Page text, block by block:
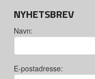
NYHETSBREV
Navn:
E-postadresse: